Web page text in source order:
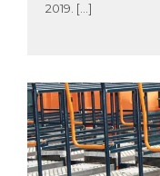
2019. […]